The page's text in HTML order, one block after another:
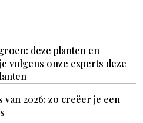
deze planten en
volgens onze experts deze
van 2026: zo creëer je een